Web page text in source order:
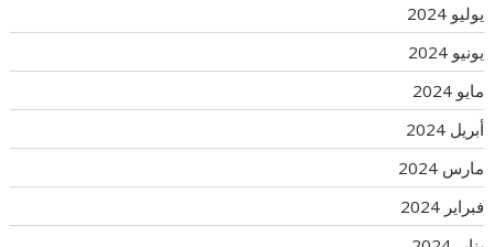
يوليو 2024
يونيو 2024
مايو 2024
أبريل 2024
مارس 2024
فبراير 2024